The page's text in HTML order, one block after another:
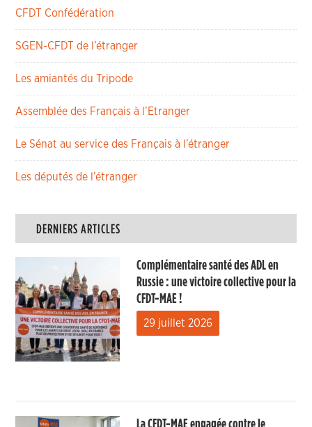
CFDT Confédération
SGEN-CFDT de l’étranger
Les amiantés du Tripode
Assemblée des Français à l’Etranger
Le Sénat au service des Français à l’étranger
Les députés de l’étranger
DERNIERS ARTICLES
Complémentaire santé des ADL en
Russie : une victoire collective pour la
CFDT-MAE !
29 juillet 2026
La CFDT-MAE engagée contre le